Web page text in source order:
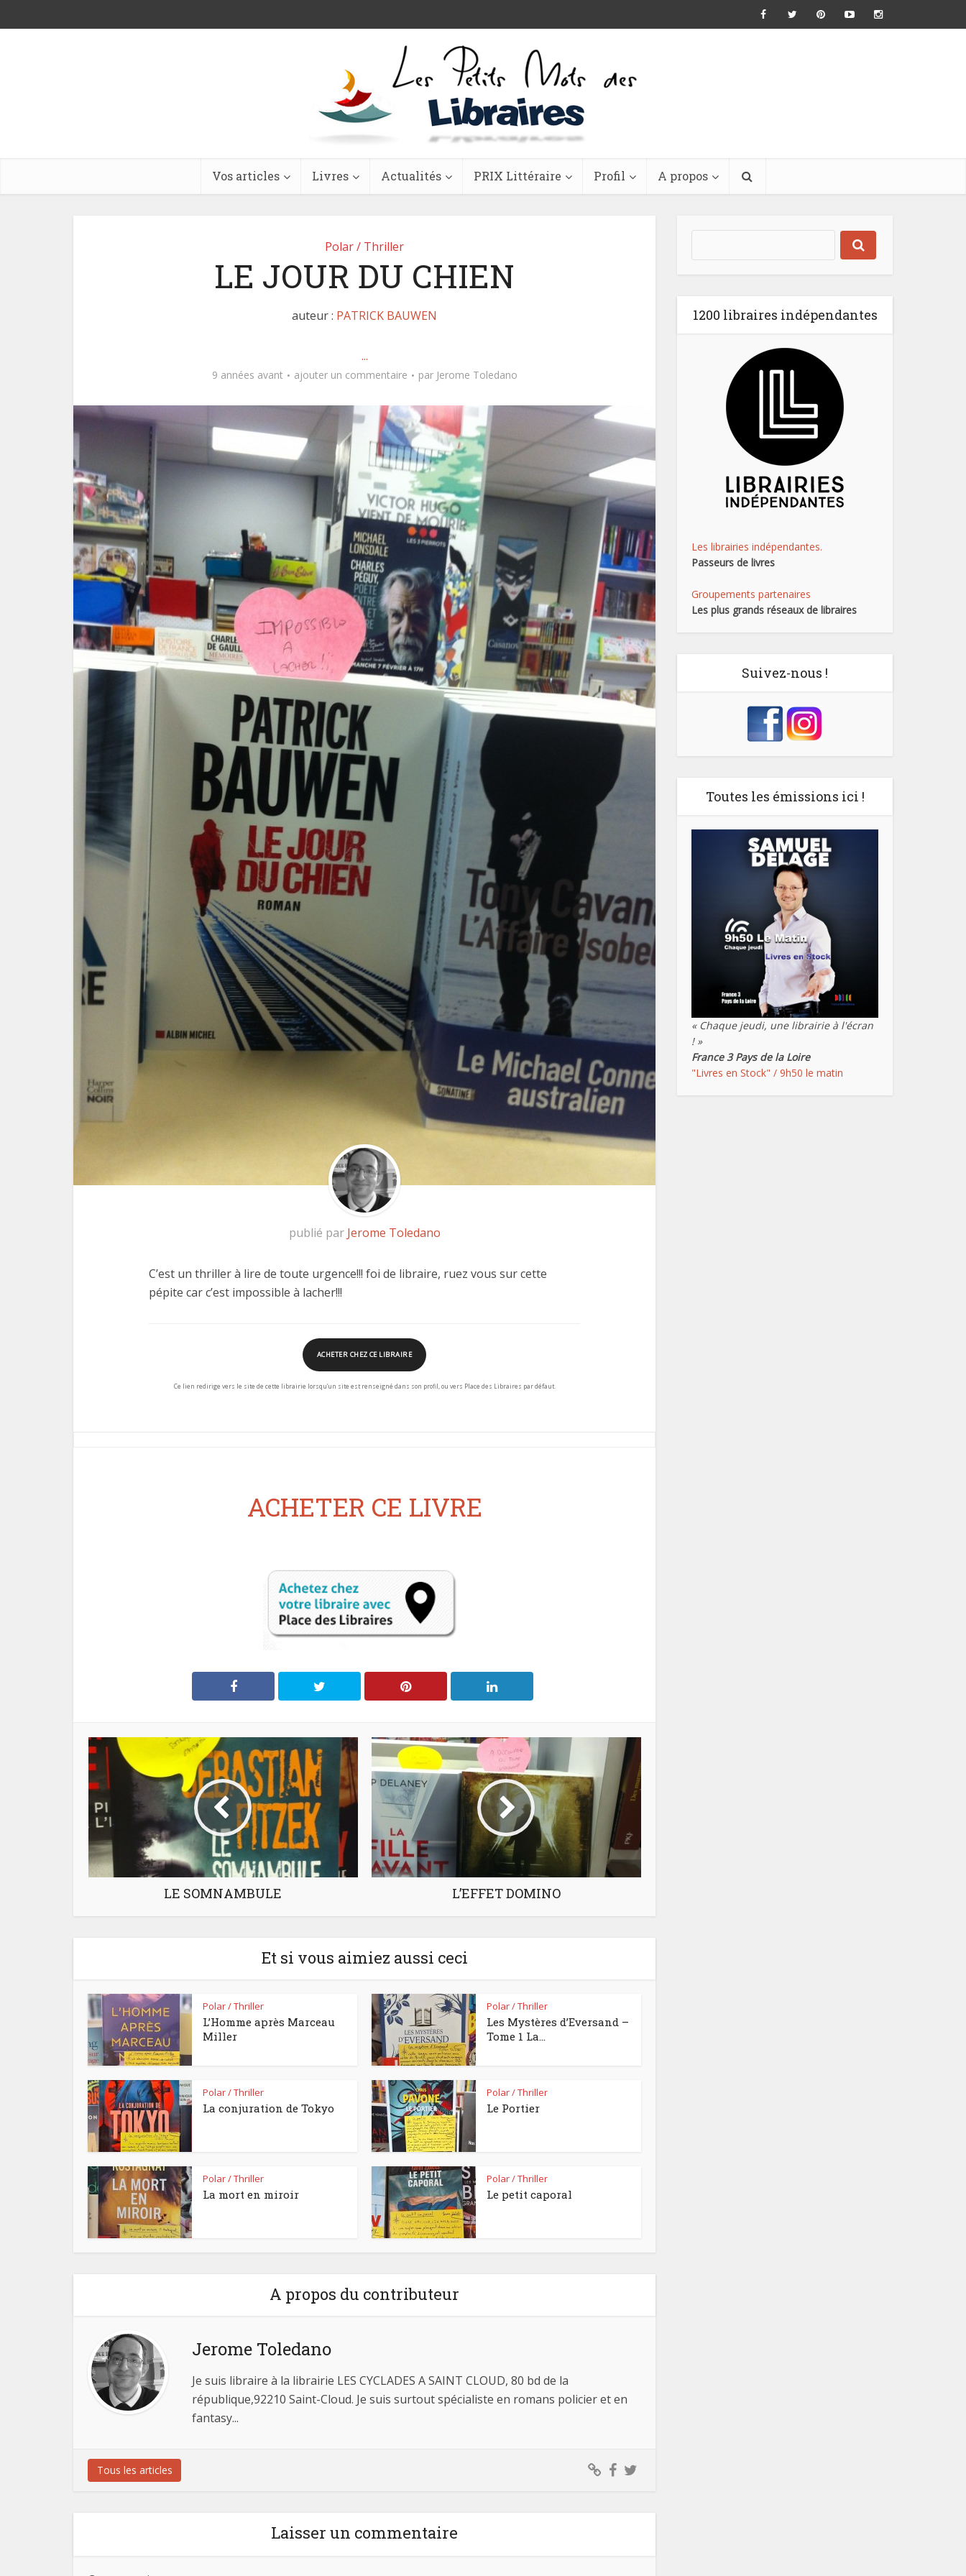
Vos articles Livres Actualités PRIX Littéraire Profil A propos
Polar / Thriller
LE JOUR DU CHIEN
auteur : PATRICK BAUWEN
...
9 années avant ajouter un commentaire par Jerome Toledano
publié par Jerome Toledano
C’est un thriller à lire de toute urgence!!! foi de libraire, ruez vous sur cette
pépite car c’est impossible à lacher!!!
ACHETER CHEZ CE LIBRAIRE
Ce lien redirige vers le site de cette librairie lorsqu’un site est renseigné dans son profil, ou vers Place des Libraires par défaut.
ACHETER CE LIVRE
LE SOMNAMBULE L’EFFET DOMINO
Et si vous aimiez aussi ceci
Polar / Thriller
L’Homme après Marceau
Miller
Polar / Thriller
Les Mystères d’Eversand –
Tome 1 La...
Polar / Thriller
La conjuration de Tokyo
Polar / Thriller
Le Portier
Polar / Thriller
La mort en miroir
Polar / Thriller
Le petit caporal
A propos du contributeur
Jerome Toledano
Je suis libraire à la librairie LES CYCLADES A SAINT CLOUD, 80 bd de la
république,92210 Saint-Cloud. Je suis surtout spécialiste en romans policier et en
fantasy...
Tous les articles
Laisser un commentaire
1200 libraires indépendantes
Les librairies indépendantes.
Passeurs de livres
Groupements partenaires
Les plus grands réseaux de libraires
Suivez-nous !
Toutes les émissions ici !
« Chaque jeudi, une librairie à l'écran
! »
France 3 Pays de la Loire
"Livres en Stock" / 9h50 le matin